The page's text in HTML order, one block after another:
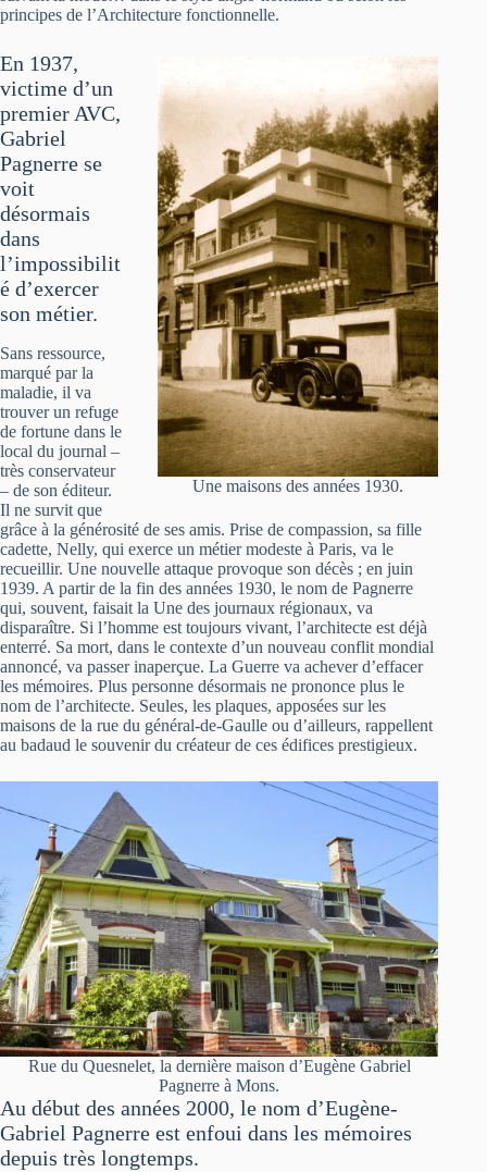
principes de l’Architecture fonctionnelle.
Une maisons des années 1930.
En 1937,
victime d’un
premier AVC,
Gabriel
Pagnerre se
voit
désormais
dans
l’impossibilit
é d’exercer
son métier.
Sans ressource,
marqué par la
maladie, il va
trouver un refuge
de fortune dans le
local du journal –
très conservateur
– de son éditeur.
Il ne survit que
grâce à la générosité de ses amis. Prise de compassion, sa fille
cadette, Nelly, qui exerce un métier modeste à Paris, va le
recueillir. Une nouvelle attaque provoque son décès ; en juin
1939. A partir de la fin des années 1930, le nom de Pagnerre
qui, souvent, faisait la Une des journaux régionaux, va
disparaître. Si l’homme est toujours vivant, l’architecte est déjà
enterré. Sa mort, dans le contexte d’un nouveau conflit mondial
annoncé, va passer inaperçue. La Guerre va achever d’effacer
les mémoires. Plus personne désormais ne prononce plus le
nom de l’architecte. Seules, les plaques, apposées sur les
maisons de la rue du général-de-Gaulle ou d’ailleurs, rappellent
au badaud le souvenir du créateur de ces édifices prestigieux.
Rue du Quesnelet, la dernière maison d’Eugène Gabriel
Pagnerre à Mons.
Au début des années 2000, le nom d’Eugène-
Gabriel Pagnerre est enfoui dans les mémoires
depuis très longtemps.